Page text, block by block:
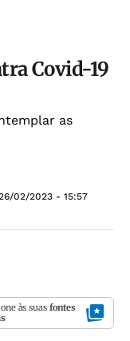
Covid-19
as
02/2023 - 15:57
às suas fontes